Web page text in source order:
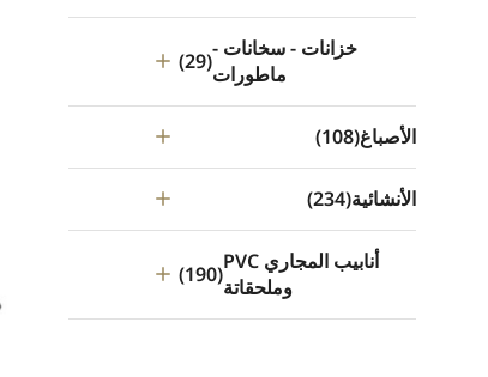
خزانات - سخانات -
ماطورات(29)
الأصباغ(108)
الأنشائية(234)
أنابيب المجاري PVC
وملحقاتة(190)